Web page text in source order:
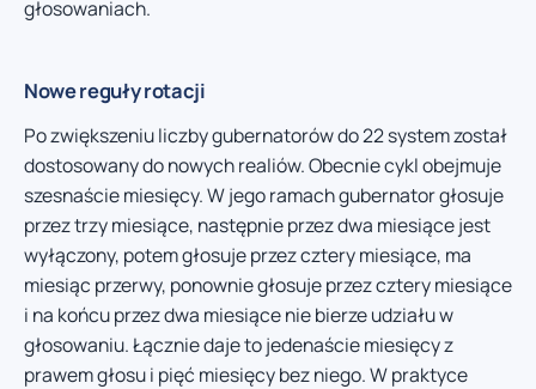
głosowaniach.
Nowe reguły rotacji
Po zwiększeniu liczby gubernatorów do 22 system został
dostosowany do nowych realiów. Obecnie cykl obejmuje
szesnaście miesięcy. W jego ramach gubernator głosuje
przez trzy miesiące, następnie przez dwa miesiące jest
wyłączony, potem głosuje przez cztery miesiące, ma
miesiąc przerwy, ponownie głosuje przez cztery miesiące
i na końcu przez dwa miesiące nie bierze udziału w
głosowaniu. Łącznie daje to jedenaście miesięcy z
prawem głosu i pięć miesięcy bez niego. W praktyce